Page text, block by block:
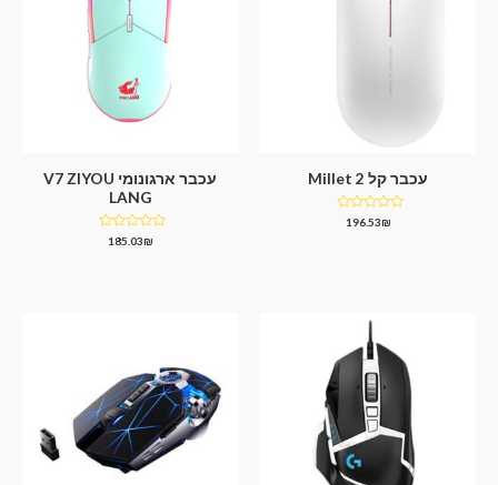
עכבר קל Millet 2
דורג196.53₪
עכבר ארגונומי V7 ZIYOU
LANG
דורג185.03₪